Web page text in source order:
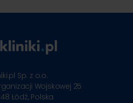
Sp. z o.o.
Wojskowej 25
Łódź, Polska